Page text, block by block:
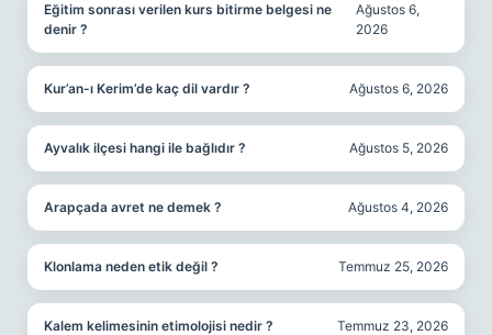
Eğitim sonrası verilen kurs bitirme belgesi ne
denir ?
Ağustos 6,
2026
Kur’an-ı Kerim’de kaç dil vardır ? Ağustos 6, 2026
Ayvalık ilçesi hangi ile bağlıdır ? Ağustos 5, 2026
Arapçada avret ne demek ? Ağustos 4, 2026
Klonlama neden etik değil ? Temmuz 25, 2026
Kalem kelimesinin etimolojisi nedir ? Temmuz 23, 2026